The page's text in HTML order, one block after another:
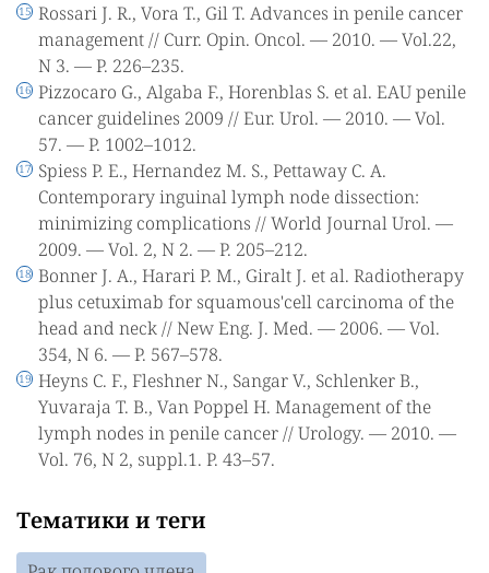
Rossari J. R., Vora T., Gil T. Advances in penile cancer
management // Curr. Opin. Oncol. — 2010. — Vol.22,
N 3. — P. 226–235.
Pizzocaro G., Algaba F., Horenblas S. et al. EAU penile
cancer guidelines 2009 // Eur. Urol. — 2010. — Vol.
57. — P. 1002–1012.
Spiess P. E., Hernandez M. S., Pettaway C. A.
Contemporary inguinal lymph node dissection:
minimizing complications // World Journal Urol. —
2009. — Vol. 2, N 2. — P. 205–212.
Bonner J. A., Harari P. M., Giralt J. et al. Radiotherapy
plus cetuximab for squamous'cell carcinoma of the
head and neck // New Eng. J. Med. — 2006. — Vol.
354, N 6. — P. 567–578.
Heyns C. F., Fleshner N., Sangar V., Schlenker B.,
Yuvaraja T. B., Van Poppel H. Management of the
lymph nodes in penile cancer // Urology. — 2010. —
Vol. 76, N 2, suppl.1. P. 43–57.
Тематики и теги